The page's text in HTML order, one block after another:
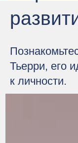
Тьерри, его
к личности.